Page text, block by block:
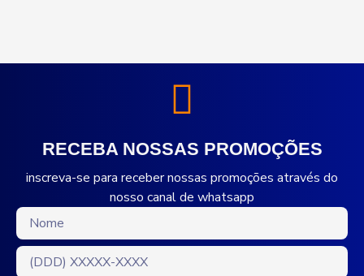
RECEBA NOSSAS PROMOÇÕES
inscreva-se para receber nossas promoções através do
nosso canal de whatsapp